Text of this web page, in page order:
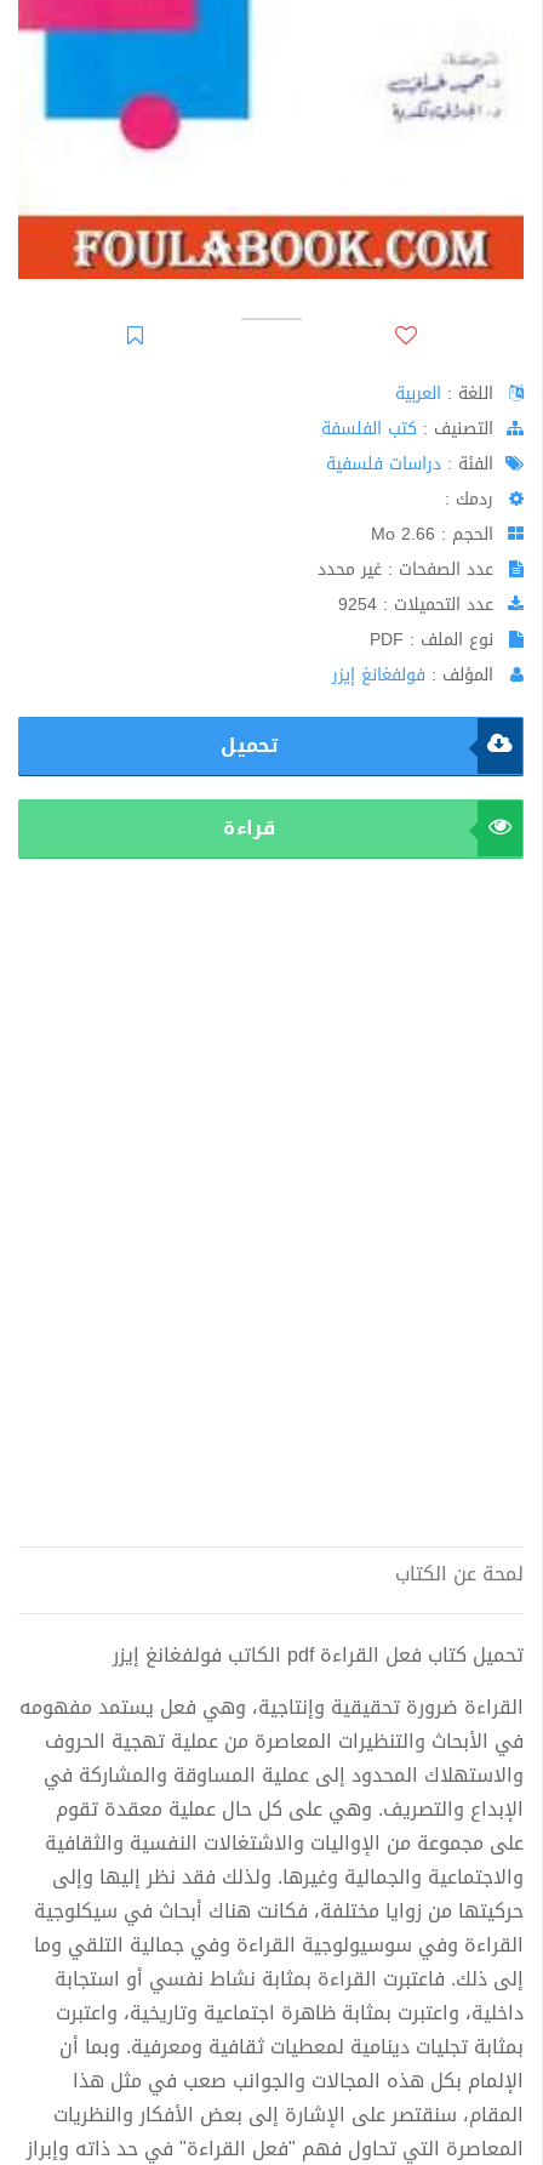
اللغة : العربية
اﻟﺘﺼﻨﻴﻒ : كتب الفلسفة
الفئة : دراسات فلسفية
ردمك :
الحجم : 2.66 Mo
عدد الصفحات : غير محدد
عدد التحميلات : 9254
نوع الملف : PDF
المؤلف : فولفغانغ إيزر
تحميل
قراءة
لمحة عن الكتاب
تحميل كتاب فعل القراءة pdf الكاتب فولفغانغ إيزر
القراءة ضرورة تحقیقیة وإنتاجیة، وھي فعل يستمد مفھومه
في الأبحاث والتنظیرات المعاصرة من عملیة تھجیة الحروف
والاستھلاك المحدود إلى عملیة المساوقة والمشاركة في
الإبداع والتصريف. وھي على كل حال عملیة معقدة تقوم
على مجموعة من الإوالیات والاشتغالات النفسیة والثقافیة
والاجتماعیة والجمالیة وغیرھا. ولذلك فقد نظر إلیھا وإلى
حركیتھا من زوايا مختلفة، فكانت ھناك أبحاث في سیكلوجیة
القراءة وفي سوسیولوجیة القراءة وفي جمالیة التلقي وما
إلى ذلك. فاعتبرت القراءة بمثابة نشاط نفسي أو استجابة
داخلیة، واعتبرت بمثابة ظاھرة اجتماعیة وتاريخیة، واعتبرت
بمثابة تجلیات دينامیة لمعطیات ثقافیة ومعرفیة. وبما أن
الإلمام بكل ھذه المجالات والجوانب صعب في مثل ھذا
المقام، سنقتصر على الإشارة إلى بعض الأفكار والنظريات
المعاصرة التي تحاول فھم "فعل القراءة" في حد ذاته وإبراز